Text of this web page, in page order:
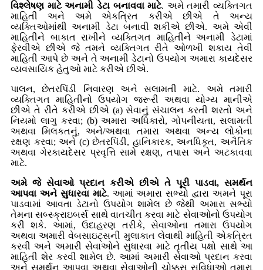
વિશ્લેષણ માટે અનામી ડેટા બનાવવા માટે. અમે તમારી વ્યક્તિગત
માહિતી અને અમે એકત્રિત કરીએ છીએ તે અન્ય
વ્યક્તિઓમાંથી અનામી ડેટા બનાવી શકીએ છીએ. અમે એવી
માહિતીને બાકાત રાખીને વ્યક્તિગત માહિતીને અનામી ડેટામાં
ફેરવીએ છીએ જે તમને વ્યક્તિગત રીતે ઓળખી શકાય તેવી
માહિતી આપે છે અને તે અનામી ડેટાનો ઉપયોગ અમારા કાયદેસર
વ્યવસાયિક હેતુઓ માટે કરીએ છીએ.
પાલન, છેતરપિંડી નિવારણ અને સલામતી માટે. અમે તમારી
વ્યક્તિગત માહિતીનો ઉપયોગ જરૂરી અથવા યોગ્ય માનીએ
છીએ તે રીતે કરીએ છીએ (a) સેવાનું સંચાલન કરતી શરતો અને
નિયમો લાગુ કરવા; (b) અમારા અધિકારો, ગોપનીયતા, સલામતી
અથવા મિલકતનું, અને/અથવા તમારા અથવા અન્ય લોકોના
રક્ષણ કરવા; અને (c) છેતરપિંડી, હાનિકારક, અનધિકૃત, અનૈતિક
અથવા ગેરકાયદેસર પ્રવૃત્તિ સામે રક્ષણ, તપાસ અને અટકાવવા
માટે.
અમે જે સેવાઓ પ્રદાન કરીએ છીએ તે પૂરી પાડવા, સમર્થન
આપવા અને સુધારવા માટે. આમાં અમારા સભ્યો દ્વારા અમને પૂરા
પાડવામાં આવતા ડેટાનો ઉપયોગ શામેલ છે જેથી અમારા સભ્યો
તેમના સબ્સ્ક્રાઇબર્સ સાથે વાતચીત કરવા માટે સેવાઓનો ઉપયોગ
કરી શકે. આમાં, ઉદાહરણ તરીકે, સેવાઓના તમારા ઉપયોગ
અથવા અમારી વેબસાઇટ્સની મુલાકાત લેવાથી માહિતી એકત્રિત
કરવી અને અમારી સેવાઓને સુધારવા માટે તૃતીય પક્ષો સાથે આ
માહિતી શેર કરવી શામેલ છે. આમાં અમારી સેવાઓ પ્રદાન કરવા
અને સમર્થન આપવા અથવા સેવાઓની ચોક્કસ સુવિધાઓ તમારા